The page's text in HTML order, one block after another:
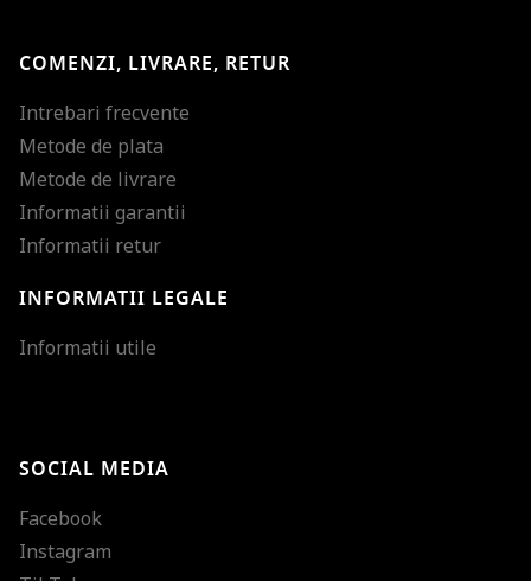
COMENZI, LIVRARE, RETUR
Intrebari frecvente
Metode de plata
Metode de livrare
Informatii garantii
Informatii retur
INFORMATII LEGALE
Informatii utile
SOCIAL MEDIA
Facebook
Instagram